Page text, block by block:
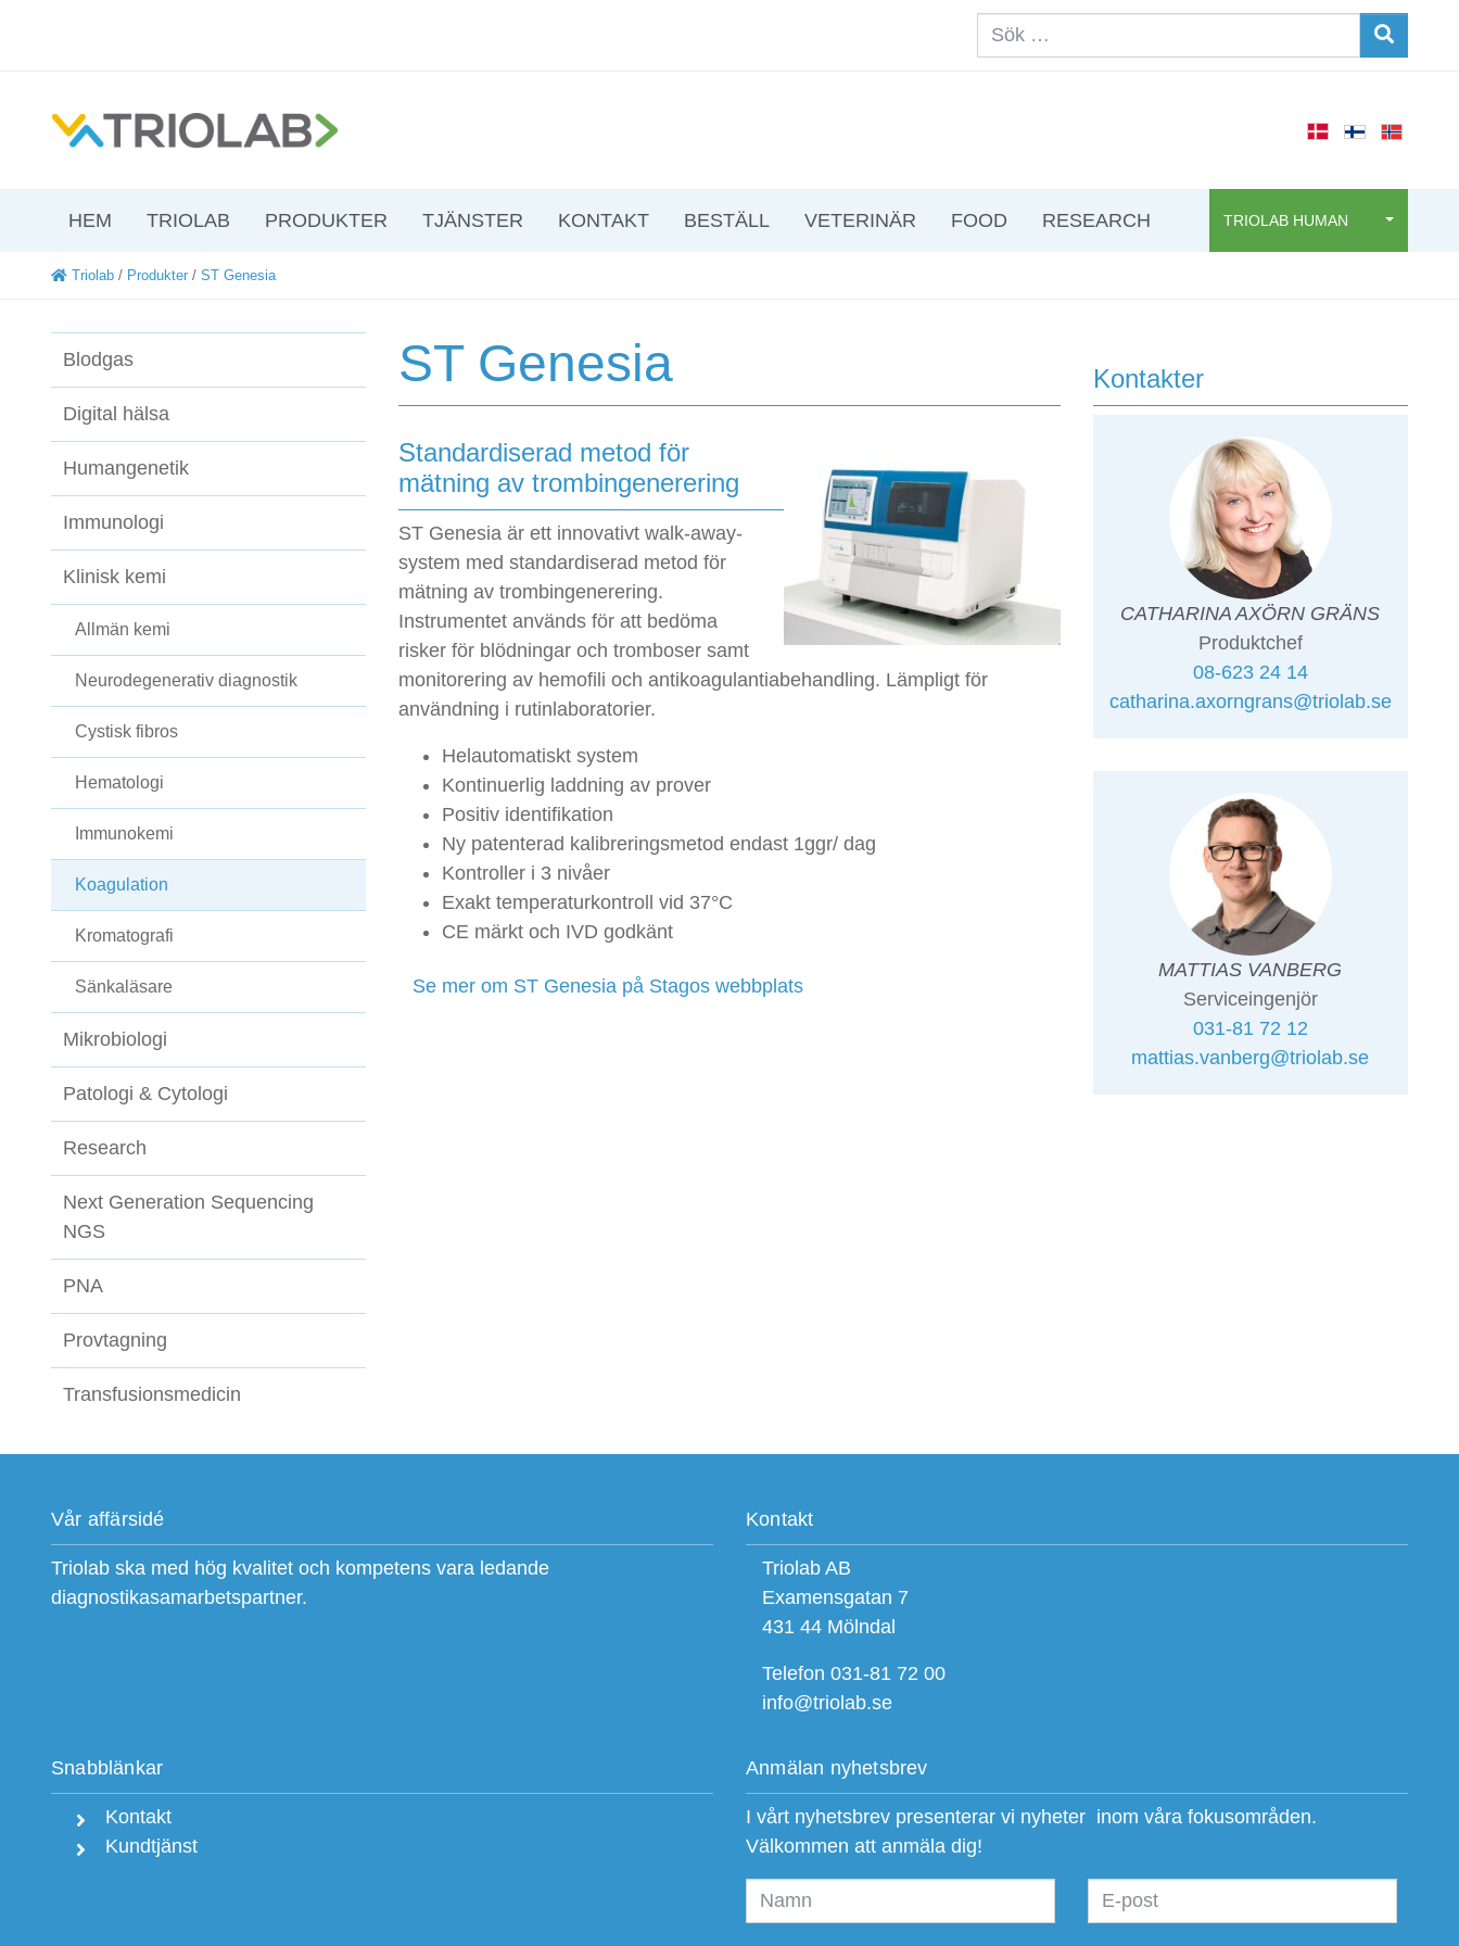
HEM TRIOLAB PRODUKTER TJÄNSTER KONTAKT BESTÄLL VETERINÄR FOOD RESEARCH TRIOLAB HUMAN
Triolab / Produkter / ST Genesia
Blodgas
Digital hälsa
Humangenetik
Immunologi
Klinisk kemi
Allmän kemi
Neurodegenerativ diagnostik
Cystisk fibros
Hematologi
Immunokemi
Koagulation
Kromatografi
Sänkaläsare
Mikrobiologi
Patologi & Cytologi
Research
Next Generation Sequencing
NGS
PNA
Provtagning
Transfusionsmedicin
ST Genesia
Standardiserad metod för
mätning av trombingenerering
ST Genesia är ett innovativt walk-away-
system med standardiserad metod för
mätning av trombingenerering.
Instrumentet används för att bedöma
risker för blödningar och tromboser samt
monitorering av hemofili och antikoagulantiabehandling. Lämpligt för
användning i rutinlaboratorier.
Helautomatiskt system
Kontinuerlig laddning av prover
Positiv identifikation
Ny patenterad kalibreringsmetod endast 1ggr/ dag
Kontroller i 3 nivåer
Exakt temperaturkontroll vid 37°C
CE märkt och IVD godkänt
Se mer om ST Genesia på Stagos webbplats
Kontakter
CATHARINA AXÖRN GRÄNS
Produktchef
08-623 24 14
catharina.axorngrans@triolab.se
MATTIAS VANBERG
Serviceingenjör
031-81 72 12
mattias.vanberg@triolab.se
Vår affärsidé
Triolab ska med hög kvalitet och kompetens vara ledande
diagnostikasamarbetspartner.
Kontakt
Triolab AB
Examensgatan 7
431 44 Mölndal
Telefon 031-81 72 00
info@triolab.se
Snabblänkar
Kontakt
Kundtjänst
Anmälan nyhetsbrev
I vårt nyhetsbrev presenterar vi nyheter inom våra fokusområden.
Välkommen att anmäla dig!